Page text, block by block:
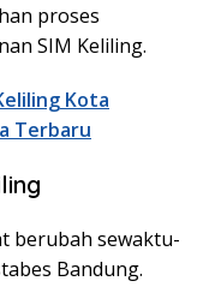
proses
SIM Keliling.
Kota
Terbaru
berubah sewaktu-
Bandung.